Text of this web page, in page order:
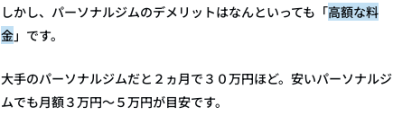
しかし、パーソナルジムのデメリットはなんといっても「高額な料
金」です。
大手のパーソナルジムだと２ヵ月で３０万円ほど。安いパーソナルジ
ムでも月額３万円～５万円が目安です。